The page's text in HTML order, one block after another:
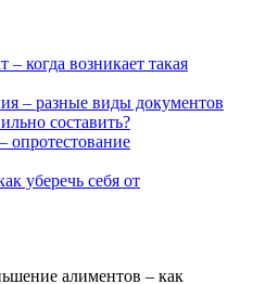
когда возникает такая
– разные виды документов
составить?
опротестование
уберечь себя от